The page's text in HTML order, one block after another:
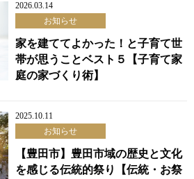
2026.03.14
お知らせ
家を建ててよかった！と子育て世
帯が思うことベスト５【子育て家
庭の家づくり術】
2025.10.11
お知らせ
【豊田市】豊田市域の歴史と文化
を感じる伝統的祭り【伝統・お祭